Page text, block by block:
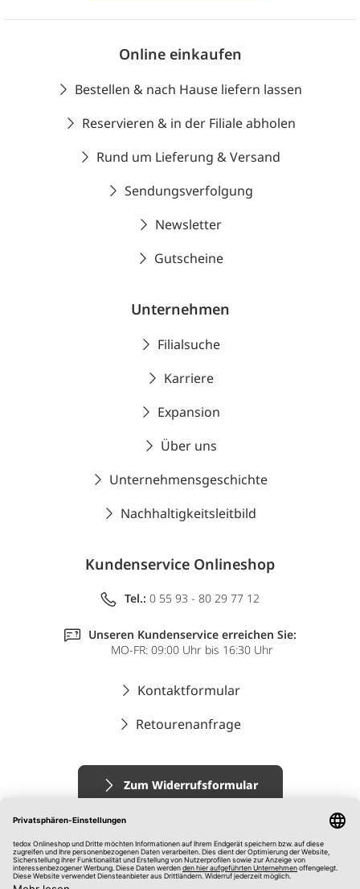
Online einkaufen
Bestellen & nach Hause liefern lassen
Reservieren & in der Filiale abholen
Rund um Lieferung & Versand
Sendungsverfolgung
Newsletter
Gutscheine
Unternehmen
Filialsuche
Karriere
Expansion
Über uns
Unternehmensgeschichte
Nachhaltigkeitsleitbild
Kundenservice Onlineshop
Tel.: 0 55 93 - 80 29 77 12
Unseren Kundenservice erreichen Sie:
MO-FR: 09:00 Uhr bis 16:30 Uhr
Kontaktformular
Retourenanfrage
Zum Widerrufsformular
Impressum
AGB